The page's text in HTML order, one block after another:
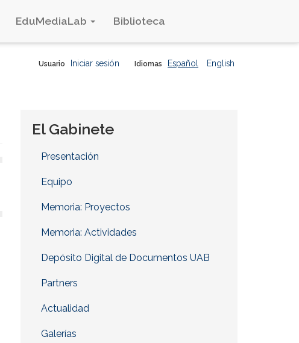
EduMediaLab Biblioteca
Idiomas Español English
Usuario Iniciar sesión
El Gabinete
Presentación
Equipo
Memoria: Proyectos
Memoria: Actividades
Depósito Digital de Documentos UAB
Partners
Actualidad
Galerías